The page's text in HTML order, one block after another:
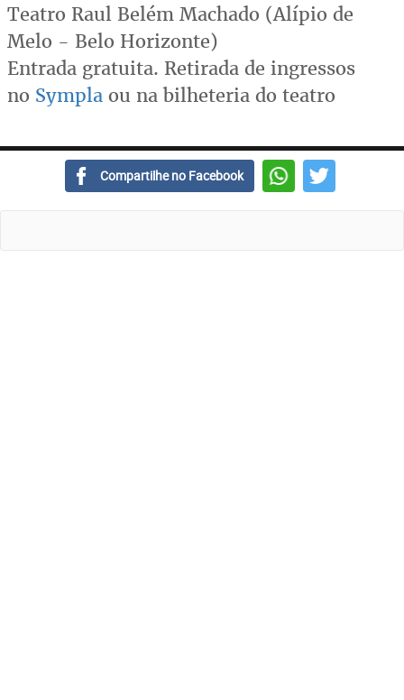
Teatro Raul Belém Machado (Alípio de
Melo - Belo Horizonte)
Entrada gratuita. Retirada de ingressos
no Sympla ou na bilheteria do teatro
Compartilhe no Facebook